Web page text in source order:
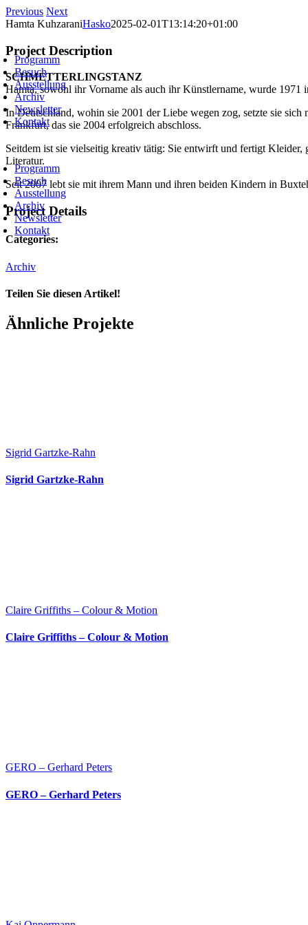
Zum
Inhalt
Programm
Besuch
Ausstellung
Archiv
Newsletter
Kontakt
Programm
Besuch
Ausstellung
Archiv
Newsletter
Kontakt
Previous Next
Hamta KuhzaraniHasko2025-02-01T13:14:20+01:00
Project Description
SCHMETTERLINGSTANZ
Hamta, sowohl ihr Vorname als auch ihr Künstlername, wurde 1971
In Deutschland, wohin sie 2001 der Liebe wegen zog, setzte sie
Frankfurt, das sie 2004 erfolgreich abschloss.
Seitdem ist sie vielseitig kreativ tätig: Sie entwirft und fertigt Kleider,
Literatur.
Seit 2007 lebt sie mit ihrem Mann und ihren beiden Kindern in
Project Details
Categories:
Archiv
Teilen Sie diesen Artikel!
Facebook
X
Reddit
LinkedIn
WhatsApp
Telegram
Tumblr
Pinterest
Vk
Xing
E-
Mail
Ähnliche Projekte
Sigrid Gartzke-Rahn
Sigrid Gartzke-Rahn
Claire Griffiths – Colour & Motion
Claire Griffiths – Colour & Motion
GERO – Gerhard Peters
GERO – Gerhard Peters